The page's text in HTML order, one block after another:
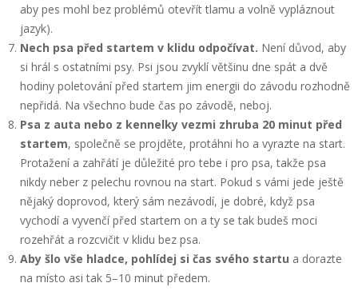
aby pes mohl bez problémů otevřít tlamu a volně vypláznout
jazyk).
Nech psa před startem v klidu odpočívat. Není důvod, aby
si hrál s ostatními psy. Psi jsou zvyklí většinu dne spát a dvě
hodiny poletování před startem jim energii do závodu rozhodně
nepřidá. Na všechno bude čas po závodě, neboj.
Psa z auta nebo z kennelky vezmi zhruba 20 minut před
startem, společně se projděte, protáhni ho a vyrazte na start.
Protažení a zahřátí je důležité pro tebe i pro psa, takže psa
nikdy neber z pelechu rovnou na start. Pokud s vámi jede ještě
nějaký doprovod, který sám nezávodí, je dobré, když psa
vychodí a vyvenčí před startem on a ty se tak budeš moci
rozehřát a rozcvičit v klidu bez psa.
Aby šlo vše hladce, pohlídej si čas svého startu a dorazte
na místo asi tak 5–10 minut předem.